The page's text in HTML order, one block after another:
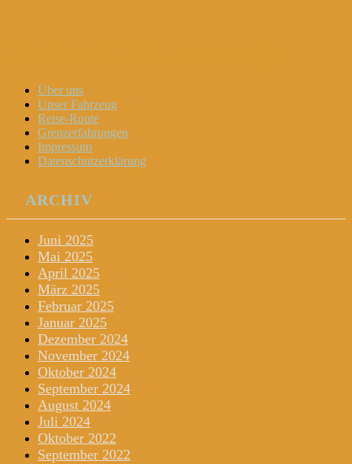
Menu
Widgets
Search
Skip
content
Über uns
Unser Fahrzeug
Reise-Route
Grenzerfahrungen
Impressum
Datenschutzerklärung
ARCHIV
Juni 2025
Mai 2025
April 2025
März 2025
Februar 2025
Januar 2025
Dezember 2024
November 2024
Oktober 2024
September 2024
August 2024
Juli 2024
Oktober 2022
September 2022